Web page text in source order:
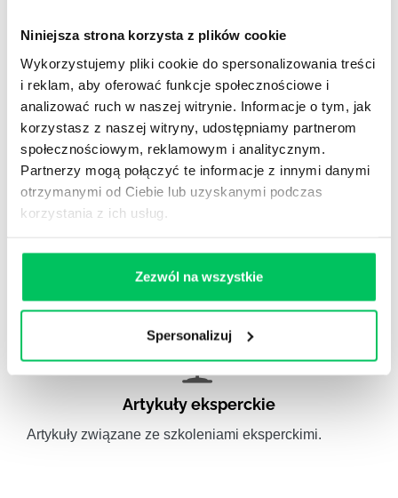
Niniejsza strona korzysta z plików cookie
Wykorzystujemy pliki cookie do spersonalizowania treści
i reklam, aby oferować funkcje społecznościowe i
analizować ruch w naszej witrynie. Informacje o tym, jak
korzystasz z naszej witryny, udostępniamy partnerom
społecznościowym, reklamowym i analitycznym.
Partnerzy mogą połączyć te informacje z innymi danymi
otrzymanymi od Ciebie lub uzyskanymi podczas
korzystania z ich usług.
Zezwól na wszystkie
Spersonalizuj
WikiGamma,Delegowanie,HR
Autorskie raporty, wartościowy know-how, pigułki
wiedzy.
Artykuły eksperckie
Artykuły związane ze szkoleniami eksperckimi.